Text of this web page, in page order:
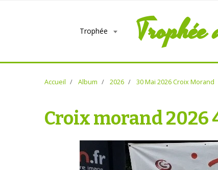
Trophée
Accueil Album 2026 30 Mai 2026 Croix Morand
Croix morand 2026